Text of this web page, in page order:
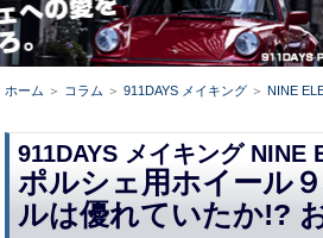
ホーム ＞ コラム ＞ 911DAYS メイキング ＞ NINE
911DAYS メイキング NINE
ポルシェ用ホイール
ルは優れていたか!?